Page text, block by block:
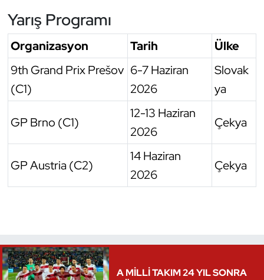
Yarış Programı
Organizasyon Tarih
Ülke
9th Grand Prix Prešov
(C1)
6-7 Haziran
2026
Slovak
ya
GP Brno (C1)
12-13 Haziran
2026
Çekya
GP Austria (C2)
14 Haziran
2026
Çekya
A MİLLİ TAKIM 24 YIL SONRA
Oryantiring
Özel Sporcular
Ragbi
Su Topu
Tekvando
Tenis